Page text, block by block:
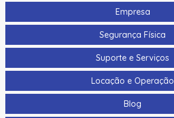
Empresa
Segurança Física
Suporte e Serviços
Locação e Operação
Blog